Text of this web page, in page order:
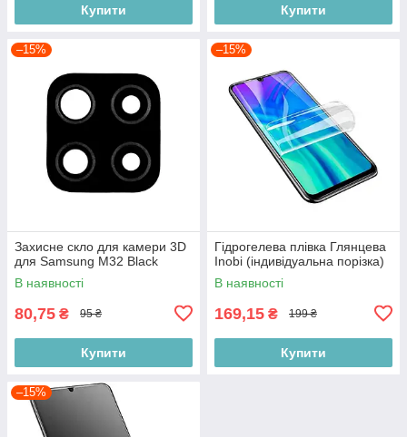
Купити Купити
–15%
Захисне скло для камери 3D
для Samsung M32 Black
В наявності
80,75 ₴ 95 ₴
Купити
–15%
Гідрогелева плівка Глянцева
Inobi (індивідуальна порізка)
В наявності
169,15 ₴ 199 ₴
Купити
–15%